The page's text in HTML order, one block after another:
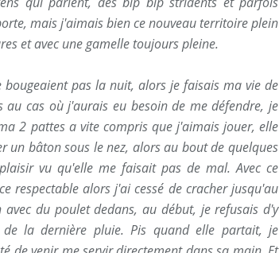
mais j'aimais bien ce nouveau territoire plein
et avec une gamelle toujours pleine.
bougeaient pas la nuit, alors je faisais ma vie de
au cas où j'aurais eu besoin de me défendre, je
2 pattes a vite compris que j'aimais jouer, elle
un bâton sous le nez, alors au bout de quelques
vu qu'elle me faisait pas de mal. Avec ce
respectable alors j'ai cessé de cracher jusqu'au
du poulet dedans, au début, je refusais d'y
la dernière pluie. Pis quand elle partait, je